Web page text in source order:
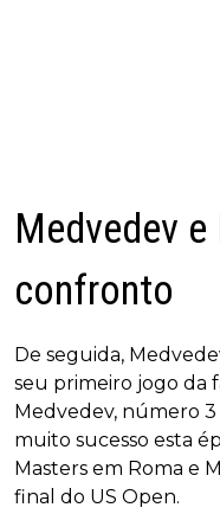
Medvedev e
confronto
De seguida,
seu primeiro jogo da
Medvedev, número
muito sucesso esta
Masters em Roma e
final do US Open.